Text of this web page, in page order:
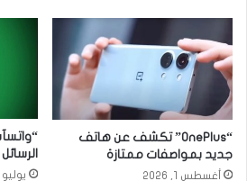
“OnePlus” تكشف عن هاتف
جديد بمواصفات ممتازة
أغسطس 1, 2026 يوليو 30, 2026